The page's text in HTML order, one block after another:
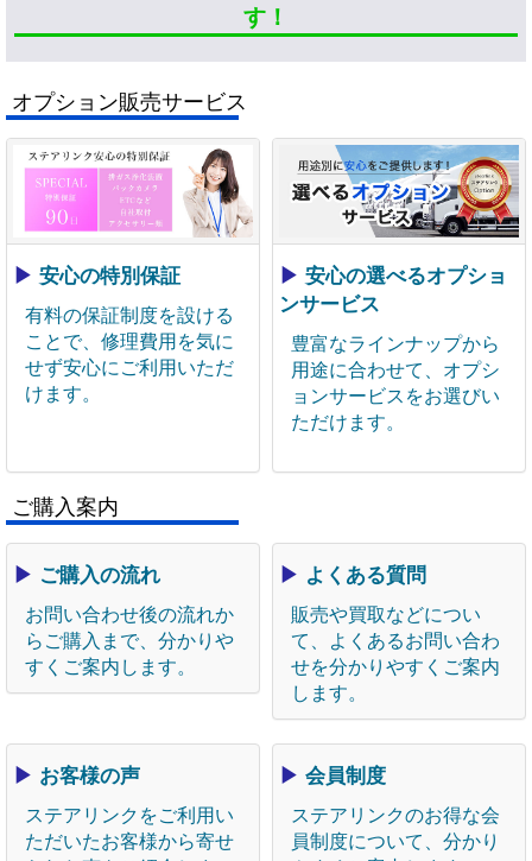
す！
オプション販売サービス
▶ 安心の特別保証
有料の保証制度を設ける
ことで、修理費用を気に
せず安心にご利用いただ
けます。
▶ 安心の選べるオプショ
ンサービス
豊富なラインナップから
用途に合わせて、オプシ
ョンサービスをお選びい
ただけます。
ご購入案内
▶ ご購入の流れ
お問い合わせ後の流れか
らご購入まで、分かりや
すくご案内します。
▶ よくある質問
販売や買取などについ
て、よくあるお問い合わ
せを分かりやすくご案内
します。
▶ お客様の声
ステアリンクをご利用い
ただいたお客様から寄せ
▶ 会員制度
ステアリンクのお得な会
員制度について、分かり